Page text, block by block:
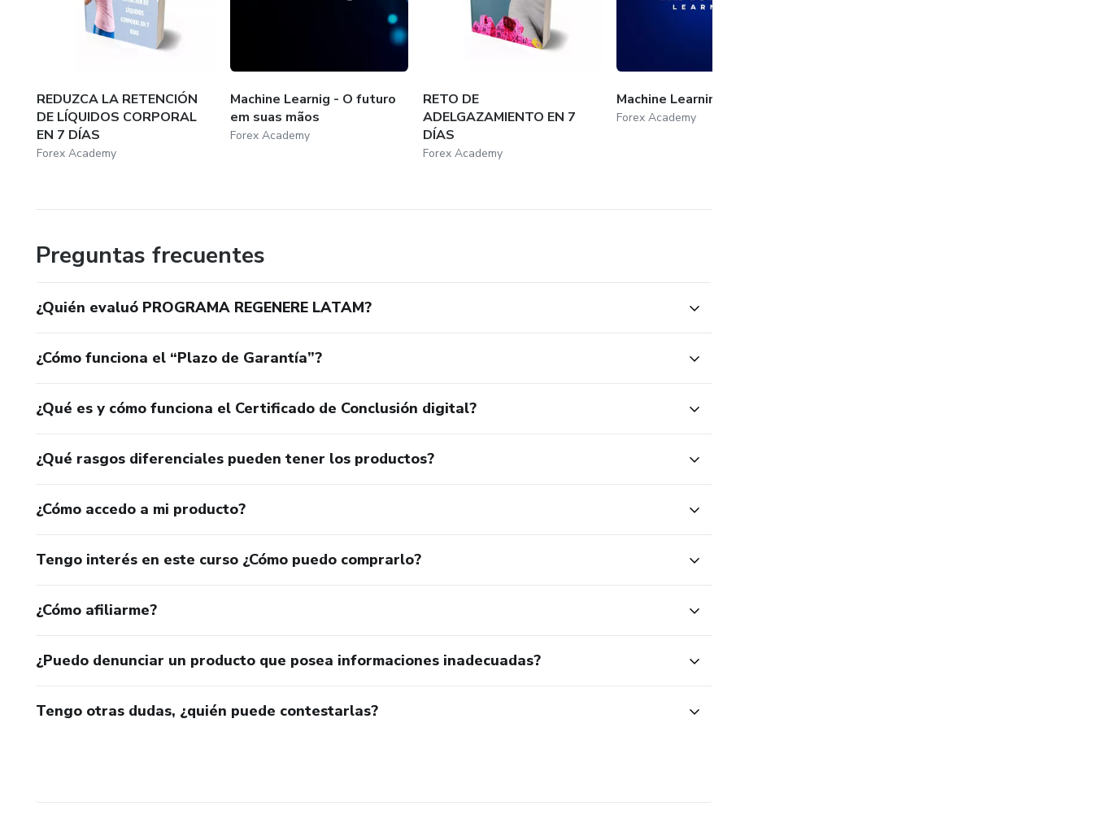
REDUZCA LA RETENCIÓN
DE LÍQUIDOS CORPORAL
EN 7 DÍAS
Forex Academy
Machine Learnig - O futuro
em suas mãos
Forex Academy
RETO DE
ADELGAZAMIENTO EN 7
DÍAS
Forex Academy
Machine Learning - Inglês
Forex Academy
Preguntas frecuentes
¿Quién evaluó PROGRAMA REGENERE LATAM?
¿Cómo funciona el “Plazo de Garantía”?
¿Qué es y cómo funciona el Certificado de Conclusión digital?
¿Qué rasgos diferenciales pueden tener los productos?
¿Cómo accedo a mi producto?
Tengo interés en este curso ¿Cómo puedo comprarlo?
¿Cómo afiliarme?
¿Puedo denunciar un producto que posea informaciones inadecuadas?
Tengo otras dudas, ¿quién puede contestarlas?